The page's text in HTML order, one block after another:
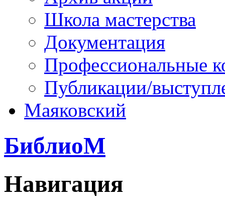
Школа мастерства
Документация
Профессиональные
Публикации/
Маяковский
БиблиоМ
Навигация